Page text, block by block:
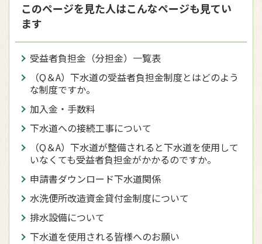
このページを見た人はこんなページも見てい
ます
受益者負担金（分担金）一覧表
（Q＆A）下水道の受益者負担金制度とはどのよう
な制度ですか。
加入金・手数料
下水道への接続工事について
（Q＆A）下水道が整備されると下水道を使用して
いなくても受益者負担金がかかるのですか。
申請書ダウンロード下水道関係
水洗便所改造資金貸付金制度について
排水設備について
下水道を使用される皆様へのお願い